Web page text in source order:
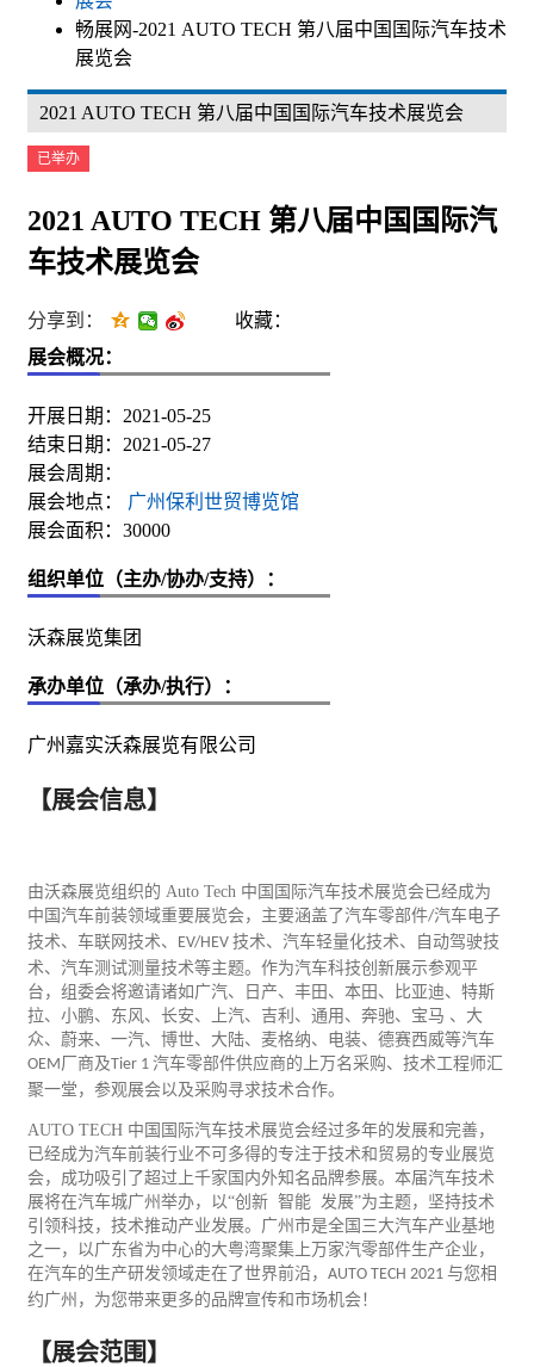
畅展网-2021 AUTO TECH 第八届中国国际汽车技术
展览会
2021 AUTO TECH 第八届中国国际汽车技术展览会
已举办
2021 AUTO TECH 第八届中国国际汽
车技术展览会
分享到：
收藏：
展会概况：
开展日期：2021-05-25
结束日期：2021-05-27
展会周期：
展会地点：
广州保利世贸博览馆
展会面积：30000
组织单位（主办/协办/支持）：
沃森展览集团
承办单位（承办/执行）：
广州嘉实沃森展览有限公司
【展会信息】
由沃森展览组织的 Auto Tech 中国国际汽车技术展览会已经成为
中国汽车前装领域重要展览会，主要涵盖了汽车零部件/汽车 电子
技术、车联网技术、
EV/HEV 技术、汽车轻量化技术、自动驾驶技
术、汽车测试测量技术等主题。作为汽车科技创新展示参观平
台，组委会将邀请诸如广汽、日产、丰田、本田、比亚迪、特斯
拉、小鹏、东风、长安、上汽、吉利、通用、奔驰、宝马 、大
众、蔚来、一汽、博世、大陆、麦格纳、电装、德赛西威等汽车
OEM 厂商及Tier 1 汽车零部件供应商的上万名采购、技术工程师汇
聚一堂，参观展会以及采购寻求技术合作。
AUTO TECH 中国国际汽车技术展览会经过多年的发展和完善，
已经成为汽车前装行业不可多得的专注于技术和 贸易的专业展览
会，成功吸引了超过上千家国内外知名品牌参展。本届汽车技术
展将在汽车城广州举办，以“创新 智能 发展”为主题，坚持技术
引领科技，技术推动产业发展。广州市是全国三大汽车产业基地
之一，以广东省为中心的大粤湾聚集上万家汽零部件生产企业，
在汽车的生产研发领域走在了世界前沿， AUTO TECH 2021 与您相
约广州，为您带来更多的品牌宣传和市场机会！
【展会范围】